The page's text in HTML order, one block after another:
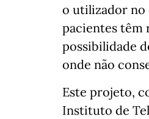
o utilizador no
pacientes têm
possibilidade
onde não
Este projeto,
Instituto de